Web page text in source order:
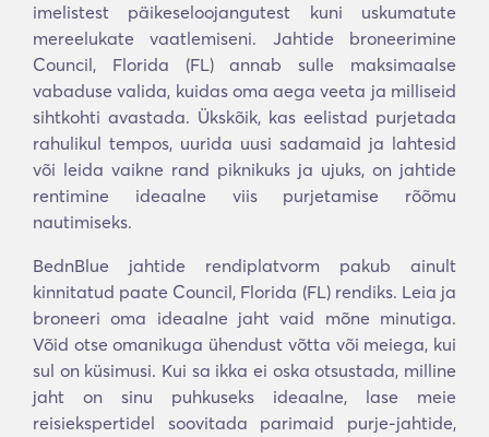
imelistest päikeseloojangutest kuni uskumatute
mereelukate vaatlemiseni. Jahtide broneerimine
Council, Florida (FL) annab sulle maksimaalse
vabaduse valida, kuidas oma aega veeta ja milliseid
sihtkohti avastada. Ükskõik, kas eelistad purjetada
rahulikul tempos, uurida uusi sadamaid ja lahtesid
või leida vaikne rand piknikuks ja ujuks, on jahtide
rentimine ideaalne viis purjetamise rõõmu
nautimiseks.
BednBlue jahtide rendiplatvorm pakub ainult
kinnitatud paate Council, Florida (FL) rendiks. Leia ja
broneeri oma ideaalne jaht vaid mõne minutiga.
Võid otse omanikuga ühendust võtta või meiega, kui
sul on küsimusi. Kui sa ikka ei oska otsustada, milline
jaht on sinu puhkuseks ideaalne, lase meie
reisiekspertidel soovitada parimaid purje-jahtide,